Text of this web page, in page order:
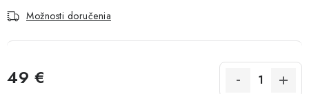
Možnosti doručenia
49 €